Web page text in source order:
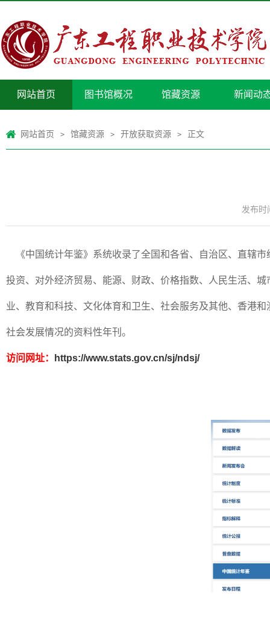
网站首页 图书馆概况 馆藏资源 新闻动
网站首页 > 馆藏资源 > 开放获取资源 > 正文
发布时
《中国统计年鉴》系统收录了全国和各省、自治区、直辖
投资、对外经济贸易、能源、财政、价格指数、人民生活、
业、教育和科技、文化体育和卫生、社会服务及其他、香港
社会发展情况的资料性年刊。
访问网址： https://www.stats.gov.cn/sj/ndsj/